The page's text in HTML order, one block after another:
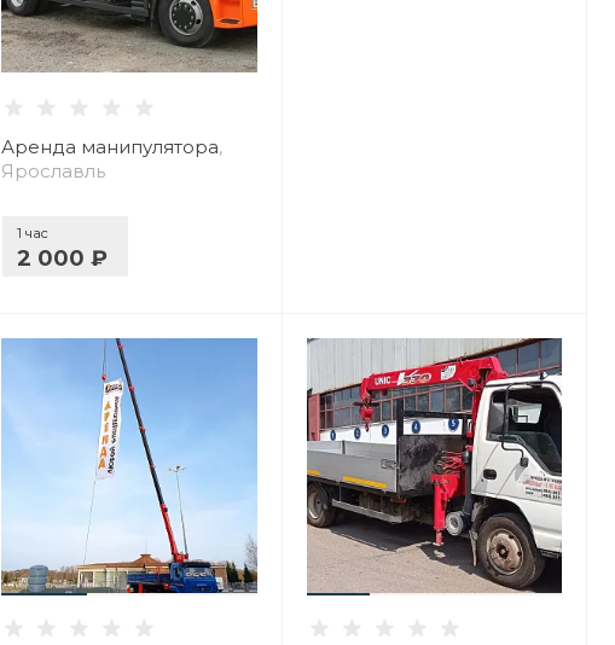
Аренда манипулятора,
Ярославль
1 час
2 000 ₽